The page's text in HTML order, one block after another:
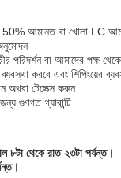
50% আমানত বা খোলা LC
পরিদর্শন বা আমাদের পক্ষ
ব্যবস্থা করবে এবং শিপিংয়ের
অথবা টেলেক্স করুন
গুণগত গ্যারান্টি
৮টা থেকে রাত ২৩টা পর্যন্ত।